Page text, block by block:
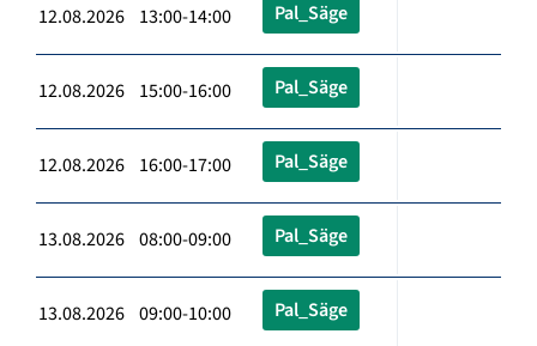
12.08.2026 13:00-14:00 Pal_Säge
12.08.2026 15:00-16:00 Pal_Säge
12.08.2026 16:00-17:00 Pal_Säge
13.08.2026 08:00-09:00 Pal_Säge
13.08.2026 09:00-10:00 Pal_Säge